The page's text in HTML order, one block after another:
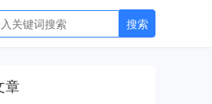
章